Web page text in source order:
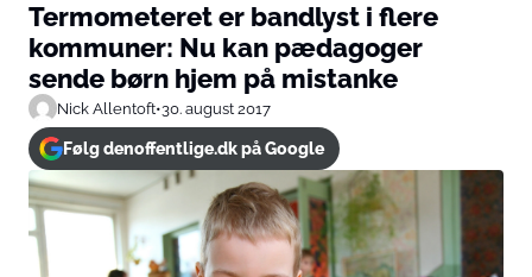
Termometeret er bandlyst i flere
kommuner: Nu kan pædagoger
sende børn hjem på mistanke
Nick Allentoft•30. august 2017
Følg denoffentlige.dk på Google